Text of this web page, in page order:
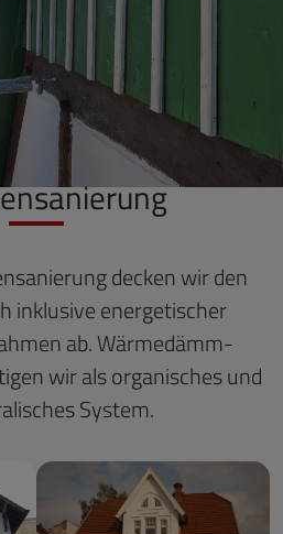
decken wir den
inklusive energetischer
ab. Wärmedämm-
wir als organisches und
System.